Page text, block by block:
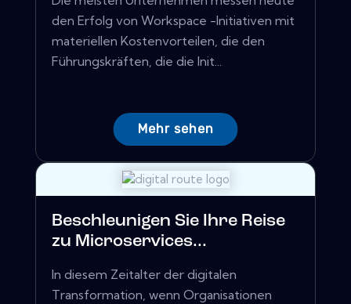
den Erfolg von Workspace -Initiativen mit
materiellen Kostenvorteilen, die den
Führungskräften, die die Init...
Mehr sehen
Beschleunigen Sie Ihre Reise
zu Microservices...
In diesem Zeitalter der digitalen
Transformation, wenn Organisationen